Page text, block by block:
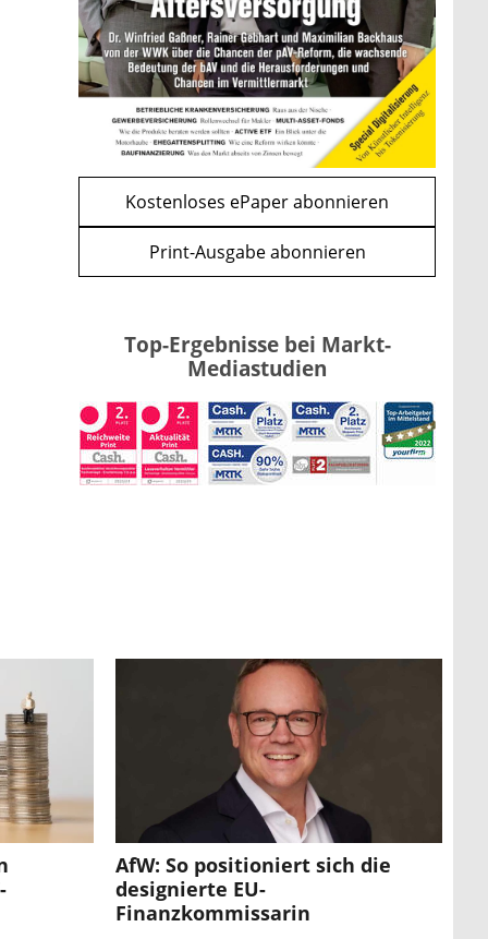
WEITERE ARTIKEL
zurückweiter
und CLARITY Act geben die
Richtung vor
mehr
Kostenloses ePaper abonnieren
Print-Ausgabe abonnieren
Top-Ergebnisse bei Markt-
Mediastudien
AfW: So positioniert sich die
designierte EU-
Finanzkommissarin